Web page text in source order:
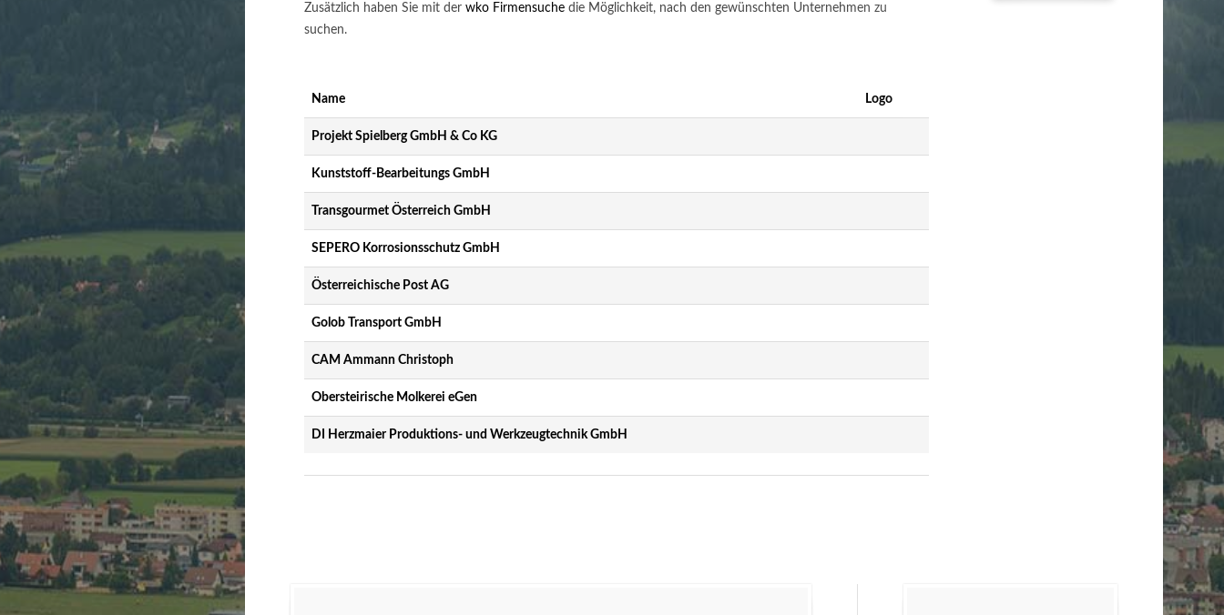
Zusätzlich haben Sie mit der wko Firmensuchedie Möglichkeit, nach den gewünschten Unternehmen zu
suchen.
Name Logo
Projekt Spielberg GmbH & Co KG
Kunststoff-Bearbeitungs GmbH
Transgourmet Österreich GmbH
SEPERO Korrosionsschutz GmbH
Österreichische Post AG
Golob Transport GmbH
CAM Ammann Christoph
Obersteirische Molkerei eGen
DI Herzmaier Produktions- und Werkzeugtechnik GmbH